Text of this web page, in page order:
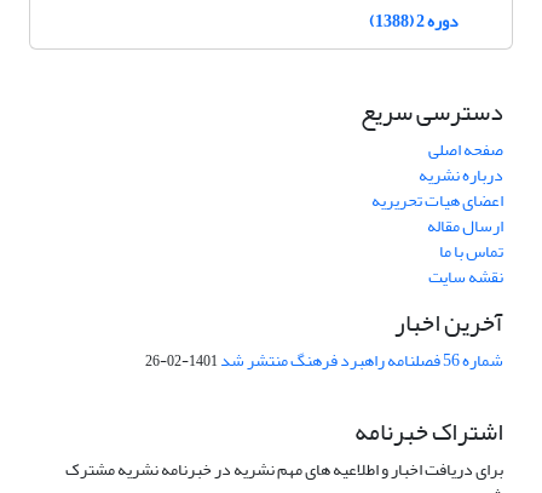
دوره 2 (1388)
دسترسی سریع
صفحه اصلی
درباره نشریه
اعضای هیات تحریریه
ارسال مقاله
تماس با ما
نقشه سایت
آخرین اخبار
شماره 56 فصلنامه راهبرد فرهنگ منتشر شد 1401-02-26
اشتراک خبرنامه
برای دریافت اخبار و اطلاعیه های مهم نشریه در خبرنامه نشریه مشترک